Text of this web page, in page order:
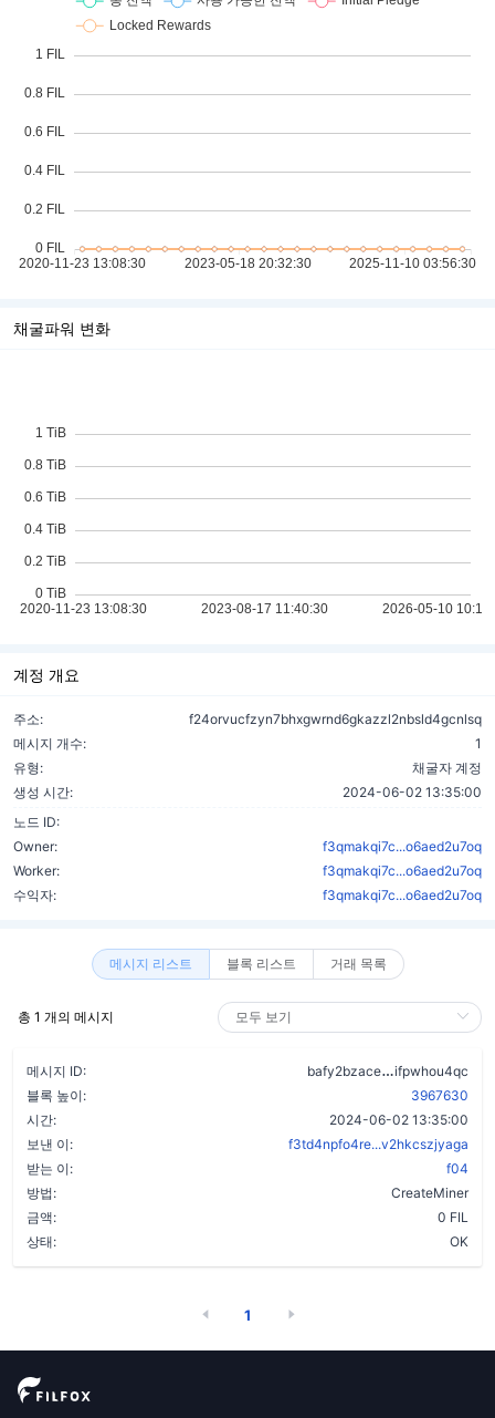
채굴파워 변화
계정 개요
주소:
f24orvucfzyn7bhxgwrnd6gkazzl2nbsld4gcnlsq
메시지 개수:
1
유형:
채굴자 계정
생성 시간:
2024-06-02 13:35:00
노드 ID:
Owner:
f3qmakqi7c...o6aed2u7oq
Worker:
f3qmakqi7c...o6aed2u7oq
수익자:
f3qmakqi7c...o6aed2u7oq
메시지 리스트 블록 리스트 거래 목록
총 1 개의 메시지
메시지 ID: bafy2bzace
ifpwhou4qc
블록 높이:
3967630
시간:
2024-06-02 13:35:00
보낸 이:
f3td4npfo4re...v2hkcszjyaga
받는 이:
f04
방법:
CreateMiner
금액:
0 FIL
상태:
OK
1